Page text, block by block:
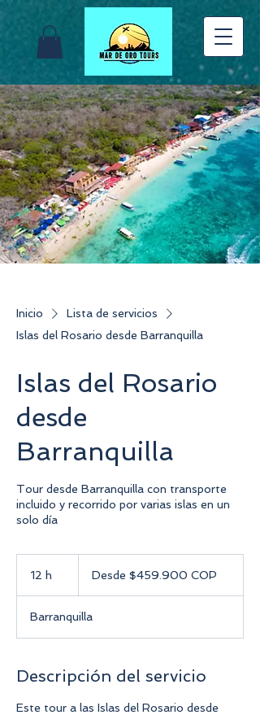
Inicio
Lista de servicios
Islas del Rosario desde Barranquilla
Islas del Rosario
desde
Barranquilla
Tour desde Barranquilla con transporte
incluido y recorrido por varias islas en un
solo día
12 h
h
COPDesde $459.900 COP
Barranquilla
Descripción del servicio
Este tour a las Islas del Rosario desde